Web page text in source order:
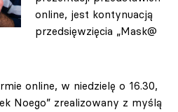
online, jest kontynuacją
przedsięwzięcia „Mask@
online, w niedzielę o 16.30,
Noego” zrealizowany z myślą